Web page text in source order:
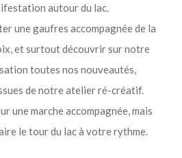
autour du lac.
une gaufres accompagnée de la
et surtout découvrir sur notre
toutes nos nouveautés,
de notre atelier ré-créatif.
une marche accompagnée, mais
le tour du lac à votre rythme.